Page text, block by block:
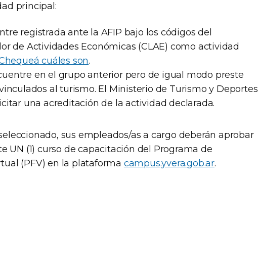
principal:
registrada ante la AFIP bajo los códigos del
de Actividades Económicas (CLAE) como actividad
cuáles son.
en el grupo anterior pero de igual modo preste
al turismo. El Ministerio de Turismo y Deportes
una acreditación de la actividad declarada.
sus empleados/as a cargo deberán aprobar
UN (1) curso de capacitación del Programa de
(PFV) en la plataforma campus.yvera.gob.ar.